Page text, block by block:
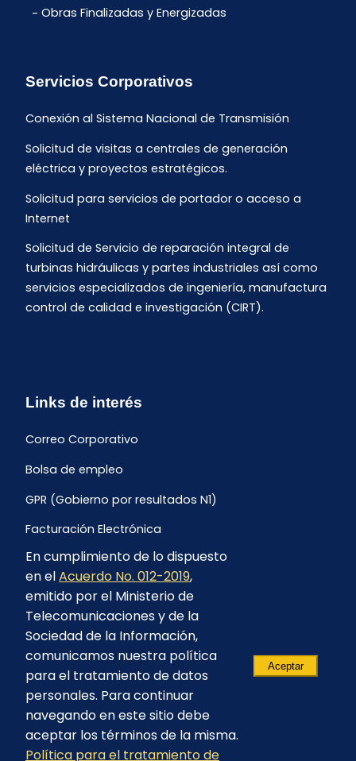
Obras Finalizadas y Energizadas
Servicios Corporativos
Conexión al Sistema Nacional de Transmisión
Solicitud de visitas a centrales de generación
eléctrica y proyectos estratégicos.
Solicitud para servicios de portador o acceso a
Internet
Solicitud de Servicio de reparación integral de
turbinas hidráulicas y partes industriales así como
servicios especializados de ingeniería, manufactura
control de calidad e investigación (CIRT).
Links de interés
Correo Corporativo
Bolsa de empleo
GPR (Gobierno por resultados N1)
Facturación Electrónica
Archivo Histórico de Facturación
Portal Ambiental y Social
Proyecto Geotérmico Chachimbiro
Contratación consultoría mediante “Lista Corta”
Reglamento de Procesos Asociativos
© 2023 - CELEC EP - Todos los derechos
En cumplimiento de lo dispuesto
en elAcuerdo No. 012-2019,
emitido por el Ministerio de
Telecomunicaciones y de la
Sociedad de la Información,
comunicamos nuestra política
para el tratamiento de datos
personales. Para continuar
navegando en este sitio debe
aceptar los términos de la misma.
Política para el tratamiento de
Aceptar